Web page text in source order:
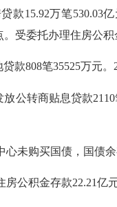
15.92万笔530.03亿
。受委托办理住房公
808笔35525万元。
转商贴息贷款2110
未购买国债，国债余
积金存款22.21亿元